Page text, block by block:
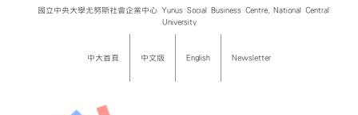
國立中央大學尤努斯社會企業中心 Yunus Social Business Centre, National Central
University
中大首頁 中文版 English Newsletter